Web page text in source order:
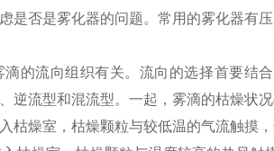
是否是雾化器的问题。常用的雾化器有
的流向组织有关。流向的选择首要结
逆流型和混流型。一起，雾滴的枯燥状
枯燥室，枯燥颗粒与较低温的气流触摸